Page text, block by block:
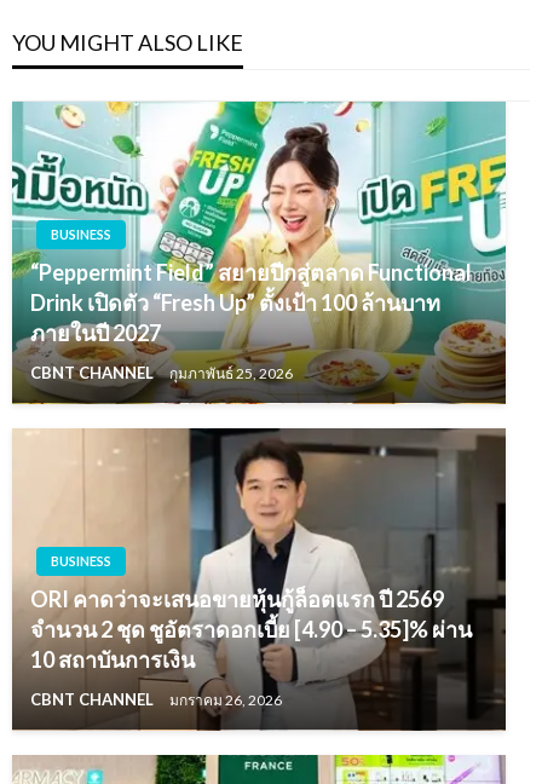
YOU MIGHT ALSO LIKE
BUSINESS
“Peppermint Field” สยายปีกสู่ตลาด Functional
Drink เปิดตัว “Fresh Up” ตั้งเป้า 100 ล้านบาท
ภายในปี 2027
CBNT CHANNEL กุมภาพันธ์ 25, 2026
BUSINESS
ORI คาดว่าจะเสนอขายหุ้นกู้ล็อตแรก ปี 2569
จำนวน 2 ชุด ชูอัตราดอกเบี้ย [4.90 – 5.35]% ผ่าน
10 สถาบันการเงิน
CBNT CHANNEL มกราคม 26, 2026